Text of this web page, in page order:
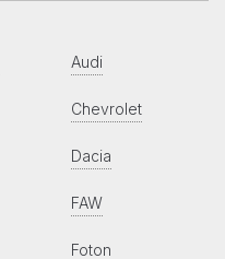
Audi
Chevrolet
Dacia
FAW
Foton